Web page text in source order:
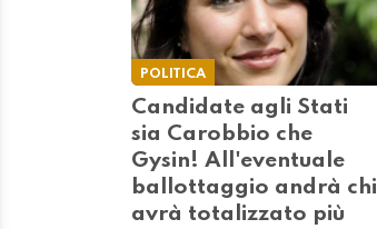
POLITICA
Candidate agli Stati
sia Carobbio che
Gysin! All'eventuale
ballottaggio andrà chi
avrà totalizzato più